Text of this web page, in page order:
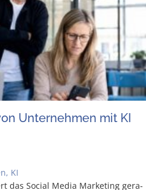
Unter­neh­men mit KI
, KI
das Social Media Mar­ke­ting gera­